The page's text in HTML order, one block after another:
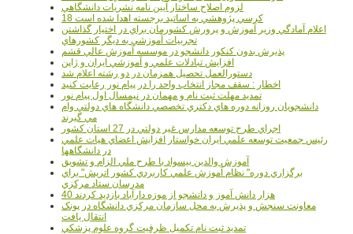
لزوم اصلاح ساختار آيين نامه نشريات دانشگاهي
18 کرسي پژوهشي به اساتيد برجسته اهدا شده است
اعلام آمادگي وزير آموزش و پرورش کشورمان براي در اختيار گذاشتن
تجربيات آموزشي به ديگر کشورهاي
پذيرش بدون کنکور دانشجو در موسسه آموزش عالي قشم
افزايش تبادلات علمي و آموزشي ايران و ژاپن
دستورالعمل تحصیل همزمان در دو رشته اعلام شد
اخطار : سقف مجاز انتخاب واحد را در پیام نور رعایت کنید
تمدید مهلت ثبت نام و مهمان در نیمسال اول پیام نور
دانشجويان روزانه دوره هاي دكتري تخصصي دانشگاه هاي دولتي وام
مي گيرند
اجراي طرح توسعه مدارس غير دولتي در 27 استان کشور
رئيس جمعيت توسعه علمي ايران خواستار افزايش اعضاي هيات علمي
در دانشگاهها
آموزش والدين بيسواد با طرح ملي الزام و تشويق
برگزاري دوره" نظام آموزش علمي كاربردي كشور اتريش" براي
مدرسان ستاد مرکزي
40 هزار دانش آموز و دانشجو از موزه دارآباد بازديد کردند
معاونت سنجش و پذيرش به محل سازمان مرکزي دانشگاه در پونک
انتقال يافت
تمديد ثبت نام تکميل ظرفيت گروه علوم پزشکي